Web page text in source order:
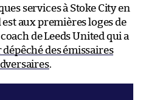
services à Stoke City en
aux premières loges de
de Leeds United qui a
des émissaires
.